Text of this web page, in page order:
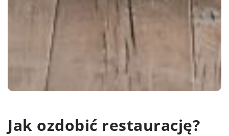
Jak ozdobić restaurację?